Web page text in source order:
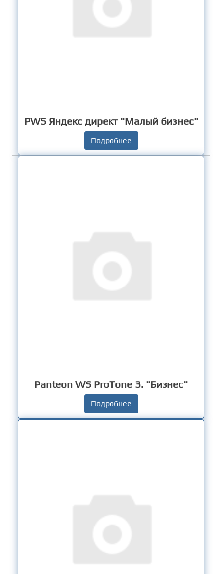
PWS Яндекс директ "Малый бизнес"
Подробнее
Panteon WS ProTone 3. "Бизнес"
Подробнее